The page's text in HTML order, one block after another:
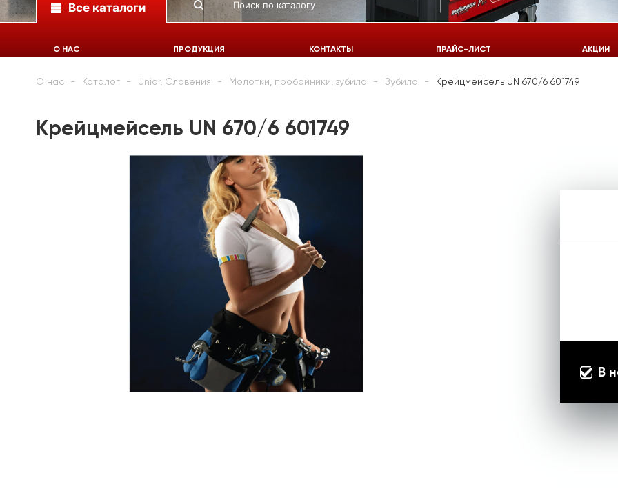
Все каталоги
О НАС ПРОДУКЦИЯ КОНТАКТЫ ПРАЙС-ЛИСТ АКЦИИ
О нас Каталог Unior, Словения Молотки, пробойники, зубила Зубила Крейцмейсель UN 670/6 601749
Крейцмейсель UN 670/6 601749
В